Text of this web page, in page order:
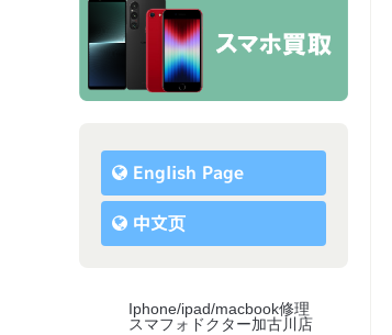
English Page
中文页
Iphone/ipad/macbook修理
スマフォドクター加古川店